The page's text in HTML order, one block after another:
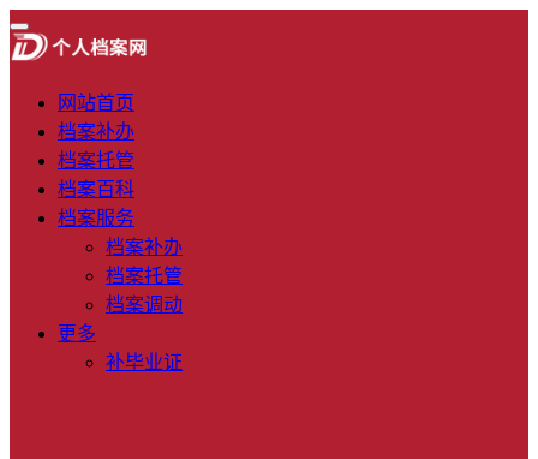
网站首页
档案补办
档案托管
档案百科
档案服务
档案补办
档案托管
档案调动
更多
补毕业证